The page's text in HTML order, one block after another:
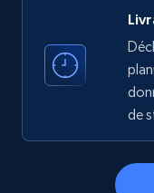
22.3K+
Account, Fbid,
de